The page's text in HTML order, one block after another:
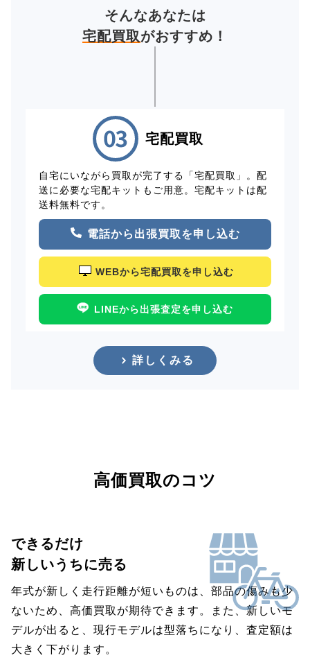
そんなあなたは
宅配買取がおすすめ！
宅配買取
自宅にいながら買取が完了する「宅配買取」。配
送に必要な宅配キットもご用意。宅配キットは配
送料無料です。
電話から出張買取を申し込む
WEBから宅配買取を申し込む
LINEから出張査定を申し込む
詳しくみる
高価買取のコツ
できるだけ
新しいうちに売る
年式が新しく走行距離が短いものは、部品の傷みも少
ないため、高価買取が期待できます。また、新しいモ
デルが出ると、現行モデルは型落ちになり、査定額は
大きく下がります。